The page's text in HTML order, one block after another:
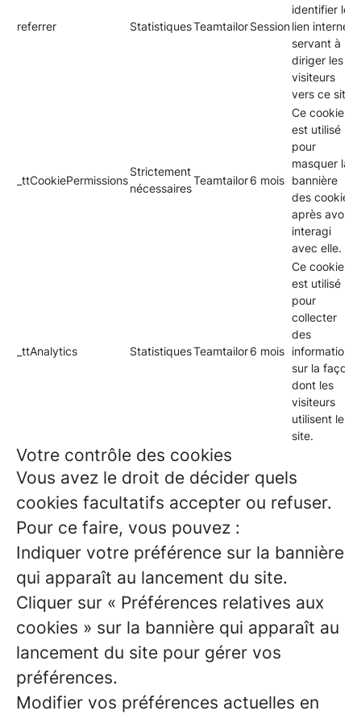
referrer StatistiquesTeamtailorSession
identifier le
lien internet
servant à
diriger les
visiteurs
vers ce site.
_ttCookiePermissions
Strictement
nécessaires
Teamtailor6 mois
Ce cookie
est utilisé
pour
masquer la
bannière
des cookies
après avoir
interagi
avec elle.
_ttAnalytics StatistiquesTeamtailor6 mois
Ce cookie
est utilisé
pour
collecter
des
informations
sur la façon
dont les
visiteurs
utilisent le
site.
Votre contrôle des cookies
Vous avez le droit de décider quels
cookies facultatifs accepter ou refuser.
Pour ce faire, vous pouvez :
Indiquer votre préférence sur la bannière
qui apparaît au lancement du site.
Cliquer sur « Préférences relatives aux
cookies » sur la bannière qui apparaît au
lancement du site pour gérer vos
préférences.
Modifier vos préférences actuelles en